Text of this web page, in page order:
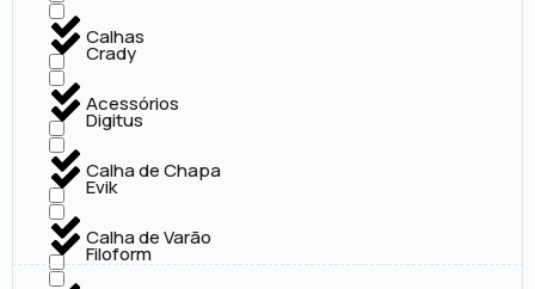
Calhas
Acessórios
Calha de Chapa
Calha de Varão
Crady
Digitus
Evik
Filoform